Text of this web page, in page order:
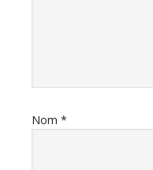
Nom *